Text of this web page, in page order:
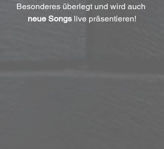
Besonderes überlegt und wird auch
neue Songs live präsentieren!